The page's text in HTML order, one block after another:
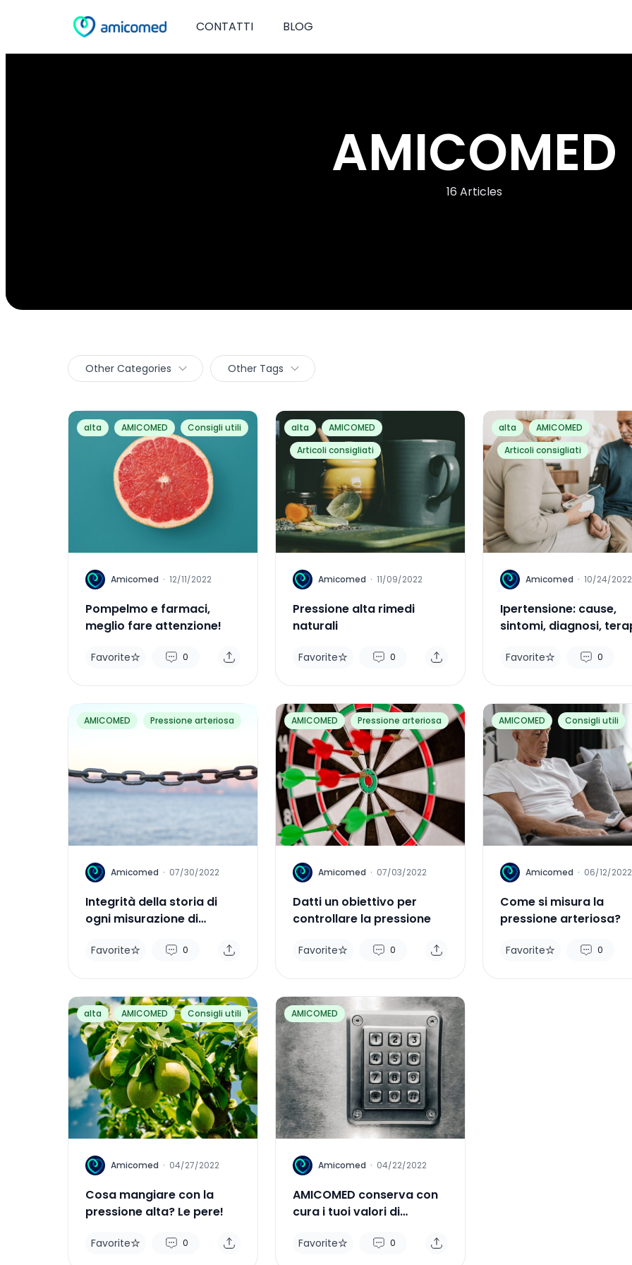
CONTATTI BLOG
AMICOMED
16 Articles
Other Categories Other Tags
alta AMICOMED Consigli utili
A Amicomed · 12/11/2022
Pompelmo e farmaci,
meglio fare attenzione!
Favorite 0
alta
AMICOMED
Articoli consigliati
A Amicomed · 11/09/2022
Pressione alta rimedi
naturali
Favorite 0
alta
AMICOMED
Articoli consigliati
A Amicomed · 10/24/2022
Ipertensione: cause,
sintomi, diagnosi,
Favorite 0
AMICOMED Pressione arteriosa
A Amicomed · 07/30/2022
Integrità della storia di
ogni misurazione di
Favorite 0
AMICOMED Pressione arteriosa
A Amicomed · 07/03/2022
Datti un obiettivo per
controllare la pressione
Favorite 0
AMICOMED Consigli utili
A Amicomed · 06/12/2022
Come si misura la
pressione arteriosa?
Favorite 0
alta AMICOMED Consigli utili
A Amicomed · 04/27/2022
Cosa mangiare con la
pressione alta? Le pere!
Favorite 0
AMICOMED
A Amicomed · 04/22/2022
AMICOMED conserva con
cura i tuoi valori di
Favorite 0